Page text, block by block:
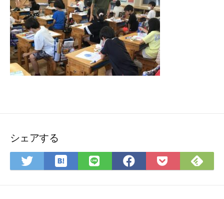
シェアする
Twitter
で
は
て
LINE
で
Facebook
で
Pocket
に
で